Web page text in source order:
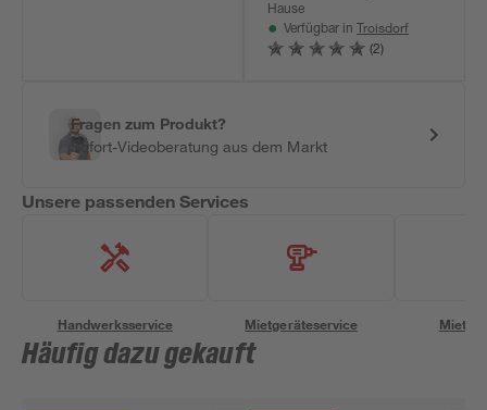
Hause
Verfügbar in Troisdorf
(2)
Fragen zum Produkt?
Sofort-Videoberatung aus dem Markt
Unsere passenden Services
Handwerksservice Mietgeräteservice
Häufig dazu gekauft